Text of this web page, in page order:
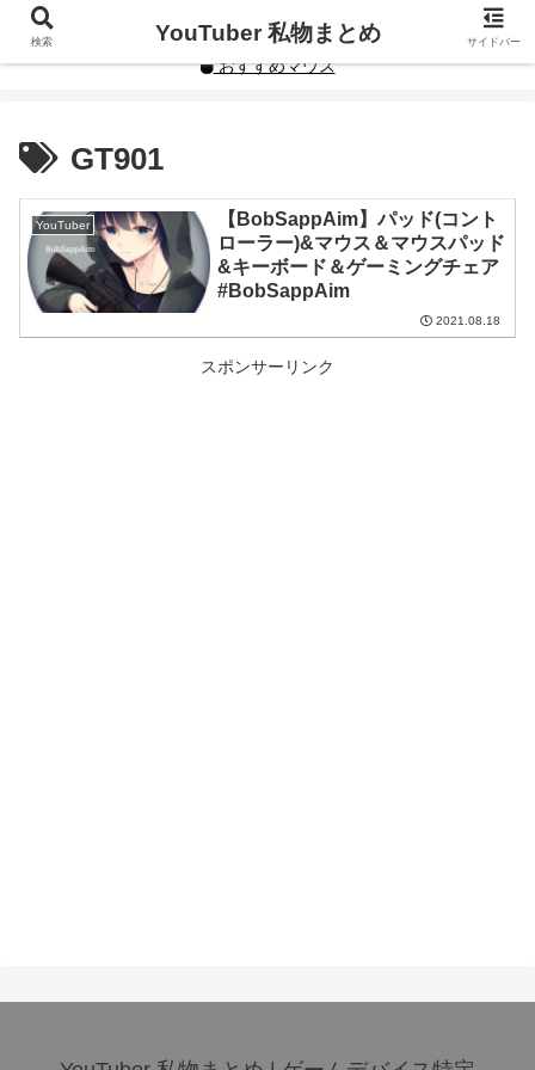
YouTuberや人気インフルエンサーの私物まとめです。
おすすめマウス
GT901
YouTuber
【BobSappAim】パッド(コント
ローラー)&マウス＆マウスパッド
&キーボード＆ゲーミングチェア
#BobSappAim
2021.08.18
スポンサーリンク
検索 YouTuber 私物まとめ サイドバー